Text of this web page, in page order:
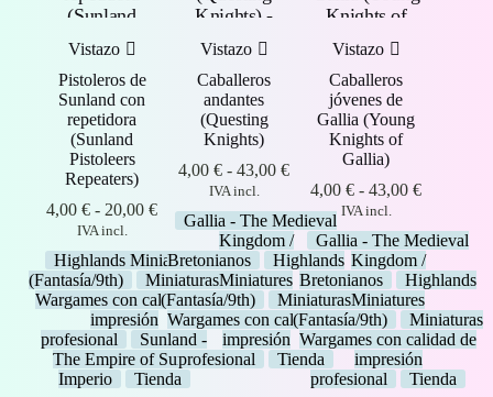
Vistazo
Pistoleros de
Sunland con
repetidora
(Sunland
Pistoleers
Repeaters)
4,00€ - 20,00€Rango
precios:
desde
4,00 €
hasta
20,00 €
IVA incl.
Highlands Miniatures
(Fantasía/9th)
Miniaturas
Wargames con calidad de
impresión
profesional
Sunland -
The Empire of Sun /
Imperio
Tienda
Vistazo
Caballeros
andantes
(Questing
Knights)
4,00€ - 43,00€Rango
precios:
desde
4,00 €
hasta
43,00 €
IVA incl.
Gallia - The Medieval
Kingdom /
Bretonianos
Highlands
Miniatures
(Fantasía/9th)
Miniaturas
Wargames con calidad de
impresión
profesional
Tienda
Vistazo
Caballeros
jóvenes de
Gallia (Young
Knights of
Gallia)
4,00€ - 43,00€Rango
precios:
desde
4,00 €
hasta
43,00 €
IVA incl.
Gallia - The Medieval
Kingdom /
Bretonianos
Highlands
Miniatures
(Fantasía/9th)
Miniaturas
Wargames con calidad de
impresión
profesional
Tienda